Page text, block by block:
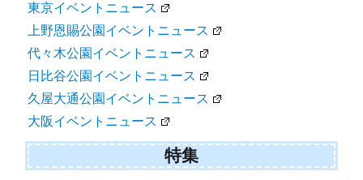
東京イベントニュース
上野恩賜公園イベントニュース
代々木公園イベントニュース
日比谷公園イベントニュース
久屋大通公園イベントニュース
大阪イベントニュース
特集